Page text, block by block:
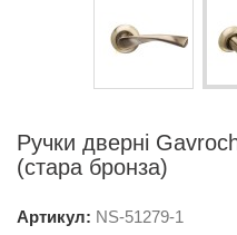
Ручки дверні
(стара бронза)
Артикул: NS-51279-1